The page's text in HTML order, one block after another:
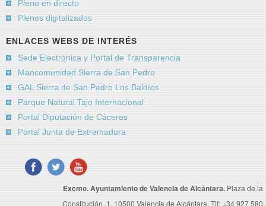
Pleno en directo
Plenos digitalizados
ENLACES WEBS DE INTERÉS
Sede Electrónica y Portal de Transparencia
Mancomunidad Sierra de San Pedro
GAL Sierra de San Pedro Los Baldíos
Parque Natural Tajo Internacional
Portal Diputación de Cáceres
Portal Junta de Extremadura
Excmo. Ayuntamiento de Valencia de Alcántara. Plaza de la
Constitución, 1. 10500 Valencia de Alcántara. Tlf: +34 927 580